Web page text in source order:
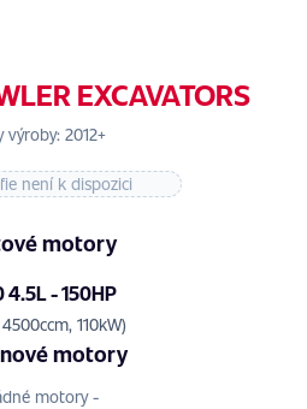
EXCAVATORS
výroby: 2012+
není k dispozici
motory
4.5L - 150HP
110kW)
motory
motory -